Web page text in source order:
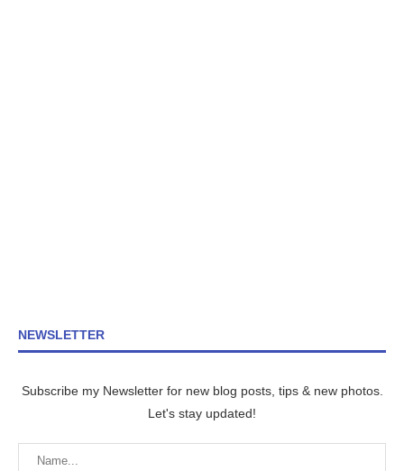
NEWSLETTER
Subscribe my Newsletter for new blog posts, tips & new photos.
Let's stay updated!